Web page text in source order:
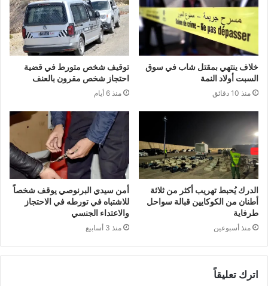
خلاف ينتهي بمقتل شاب في سوق
السبت أولاد النمة
منذ 10 دقائق
توقيف شخص متورط في قضية
احتجاز شخص مقرون بالعنف
منذ 6 أيام
الدرك يُحبط تهريب أكثر من ثلاثة
أطنان من الكوكايين قبالة سواحل
طرفاية
منذ أسبوعين
أمن سيدي البرنوصي يوقف شخصاً
للاشتباه في تورطه في الاحتجاز
والاعتداء الجنسي
منذ 3 أسابيع
اترك تعليقاً